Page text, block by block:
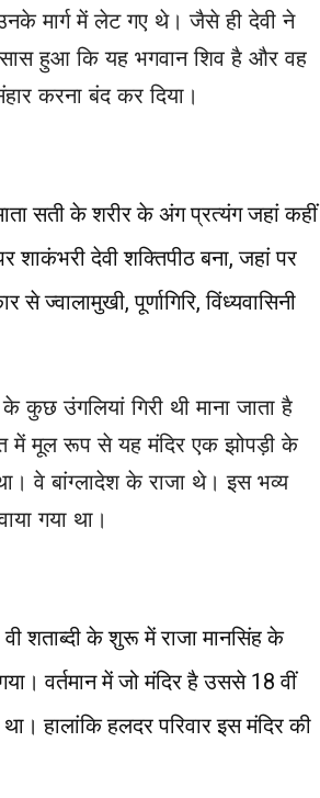
मार्ग में लेट गए थे। जैसे ही देवी ने
हुआ कि यह भगवान शिव है और वह
करना बंद कर दिया।
सती के शरीर के अंग प्रत्यंग जहां कहीं
शाकंभरी देवी शक्तिपीठ बना, जहां पर
ज्वालामुखी, पूर्णागिरि, विंध्यवासिनी
के कुछ उंगलियां गिरी थीमाना जाता है
में मूल रूप से यह मंदिर एक झोपड़ी के
वे बांग्लादेश के राजा थे। इस भव्य
गया था।
शताब्दी के शुरू में राजा मानसिंह के
वर्तमान में जो मंदिर है उससे 18 वीं
हालांकि हलदर परिवार इस मंदिर की